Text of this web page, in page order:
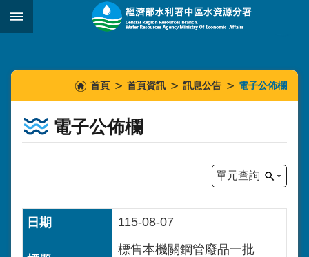
跳到主要內容區塊
::::::
首頁 首頁資訊 訊息公告 電子公佈欄
電子公佈欄
單元查詢
115-08-07
標售本機關鋼管廢品一批